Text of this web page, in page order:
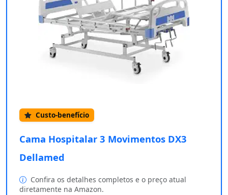
Custo-benefício
Cama Hospitalar 3 Movimentos DX3
Dellamed
Confira os detalhes completos e o preço atual
diretamente na Amazon.